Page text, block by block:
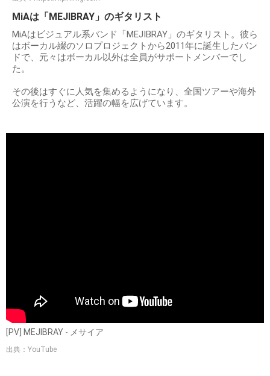
MiAは「MEJIBRAY」のギタリスト
MiAはビジュアル系バンド「MEJIBRAY」のギタリスト。彼ら
はボーカル綴のソロプロジェクトから2011年に誕生したバン
ドで、元々はボーカル以外は全員がサポートメンバーでし
た。
その後はすぐに人気を集めるようになり、全国ツアーや海外
公演を行うなど、活躍の幅を広げています。
[PV] MEJIBRAY - メサイア
出典：YouTube